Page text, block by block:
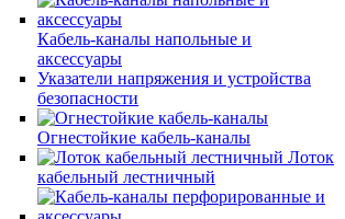
Кабель-каналы напольные и
аксессуары
Указатели напряжения и устройства
безопасности
Огнестойкие кабель-каналы
Лоток
кабельный лестничный